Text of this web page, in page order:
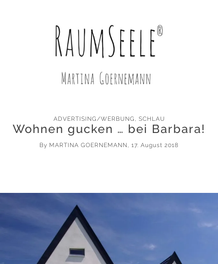
ADVERTISING/WERBUNG , SCHLAU
Wohnen gucken … bei Barbara!
By MARTINA GOERNEMANN , 17. August 2018